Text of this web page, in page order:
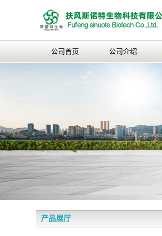
公司首页 公司介绍
产品展厅